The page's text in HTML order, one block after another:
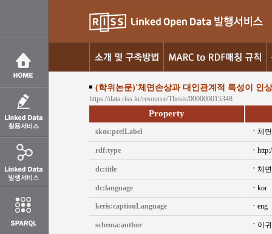
(학위논문)'체면손상과 대인관계적 특성이 인
https://data.riss.kr/resource/Thesis/000000015348
Property
skos:prefLabel 체
rdf:type
dc:title 체
dc:language kor
keris:captionLanguage eng
schema:author 이